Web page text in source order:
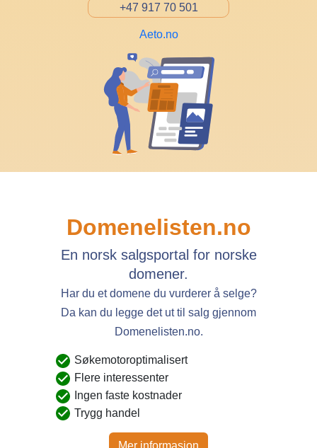
+47 917 70 501
Aeto.no
Domenelisten.no
En norsk salgsportal for norske
domener.
Har du et domene du vurderer å selge?
Da kan du legge det ut til salg gjennom
Domenelisten.no.
Søkemotoroptimalisert
Flere interessenter
Ingen faste kostnader
Trygg handel